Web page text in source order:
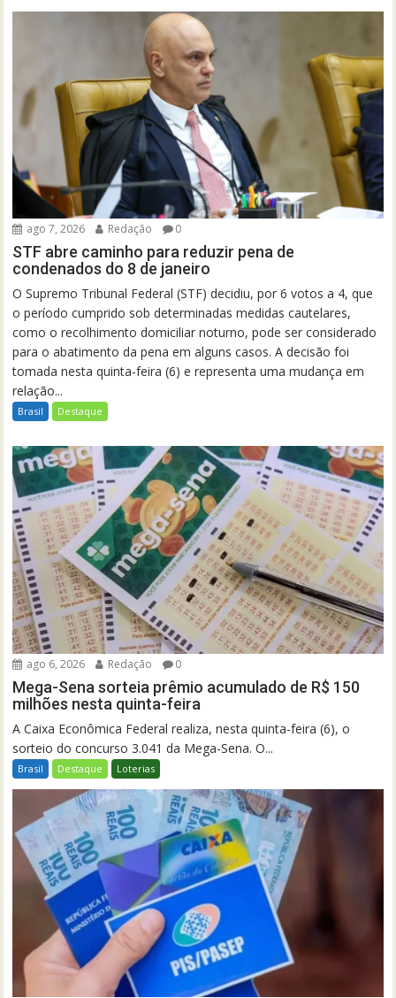
ago 7, 2026 Redação 0
STF abre caminho para reduzir pena de
condenados do 8 de janeiro
O Supremo Tribunal Federal (STF) decidiu, por 6 votos a 4, que
o período cumprido sob determinadas medidas cautelares,
como o recolhimento domiciliar noturno, pode ser considerado
para o abatimento da pena em alguns casos. A decisão foi
tomada nesta quinta-feira (6) e representa uma mudança em
relação...
Brasil Destaque
ago 6, 2026 Redação 0
Mega-Sena sorteia prêmio acumulado de R$ 150
milhões nesta quinta-feira
A Caixa Econômica Federal realiza, nesta quinta-feira (6), o
sorteio do concurso 3.041 da Mega-Sena. O...
Brasil Destaque Loterias